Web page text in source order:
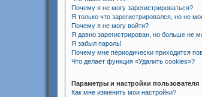
Почему я не могу зарегистрироваться?
Я только что зарегистрировался, но не
Почему я не могу войти?
Я давно зарегистрирован, но больше не
Я забыл пароль!
Почему мне периодически приходится
Что делает функция «Удалить cookies»?
Параметры и настройки пользователя
Как мне изменить мои настройки?